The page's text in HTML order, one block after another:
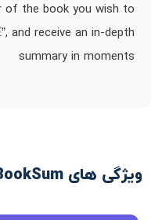
of the book you wish to
and receive an in-depth
summary in moments
ویژگی های TheBookSum